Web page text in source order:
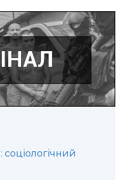
соціологічний